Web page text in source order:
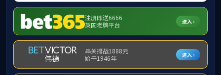
首页 关闭此页